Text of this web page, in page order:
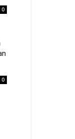
0
0